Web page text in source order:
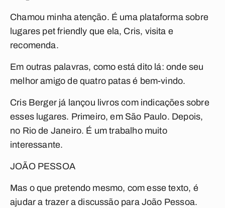
Chamou minha atenção. É uma plataforma sobre
lugares pet friendly que ela, Cris, visita e
recomenda.
Em outras palavras, como está dito lá: onde seu
melhor amigo de quatro patas é bem-vindo.
Cris Berger já lançou livros com indicações sobre
esses lugares. Primeiro, em São Paulo. Depois,
no Rio de Janeiro. É um trabalho muito
interessante.
JOÃO PESSOA
Mas o que pretendo mesmo, com esse texto, é
ajudar a trazer a discussão para João Pessoa.